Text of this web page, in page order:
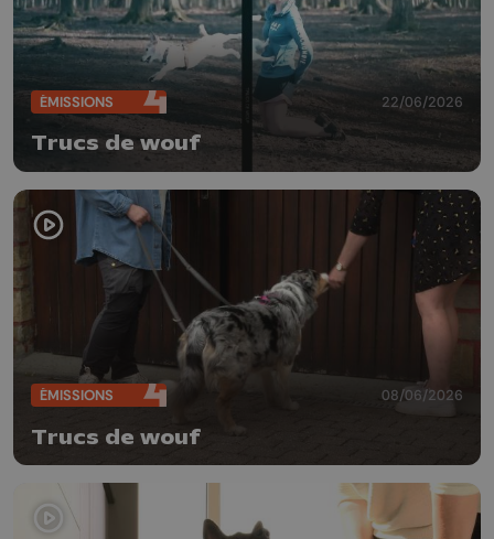
ÉMISSIONS 22/06/2026
Trucs de wouf
ÉMISSIONS 08/06/2026
Trucs de wouf